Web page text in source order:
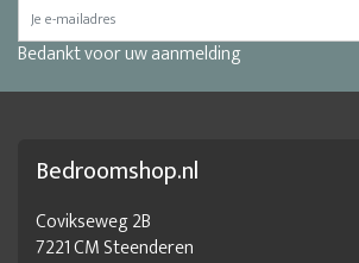
Bedankt voor uw aanmelding
Bedroomshop.nl
Covikseweg 2B
7221 CM Steenderen